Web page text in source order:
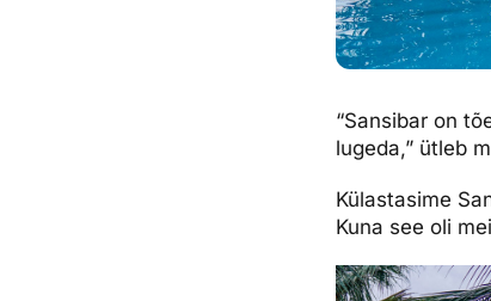
“Sansibar on
lugeda,” ütleb
Külastasime
Kuna see oli